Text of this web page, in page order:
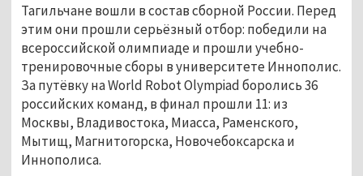
Тагильчане вошли в состав сборной России. Перед
этим они прошли серьёзный отбор: победили на
всероссийской олимпиаде и прошли учебно-
тренировочные сборы в университете Иннополис.
За путёвку на World Robot Olympiad боролись 36
российских команд, в финал прошли 11: из
Москвы, Владивостока, Миасса, Раменского,
Мытищ, Магнитогорска, Новочебоксарска и
Иннополиса.